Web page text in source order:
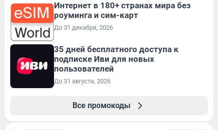
Интернет в 180+ странах мира без
роуминга и сим-карт
До 31 декабря, 2026
35 дней бесплатного доступа к
подписке Иви для новых
пользователей
До 31 августа, 2026
Все промокоды